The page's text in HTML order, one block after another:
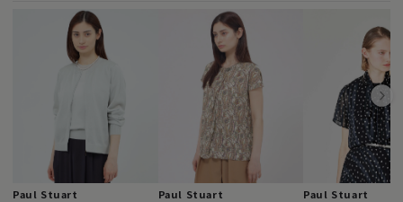
Paul Stuart
Paul Stuart
Paul Stuart